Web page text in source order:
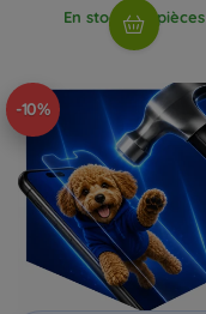
En stock > 5 pièces
-10%